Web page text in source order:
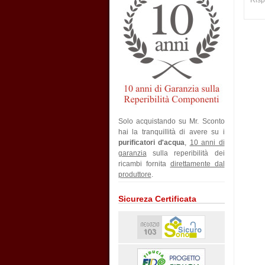
Solo acquistando su Mr. Sconto
hai la tranquillità di avere su i
purificatori d'acqua, 10 anni di
garanziasulla reperibilità dei
ricambi fornita direttamente dal
produttore.
Sicureza Certificata